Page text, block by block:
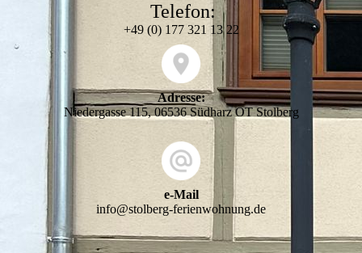
Telefon:
+49 (0) 177 321 13 22
Adresse:
Niedergasse 115, 06536 Südharz OT Stolberg
e-Mail
info@stolberg-ferienwohnung.de